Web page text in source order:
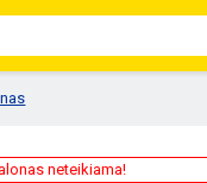
neteikiama!